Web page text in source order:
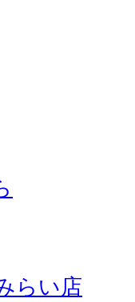
らい店